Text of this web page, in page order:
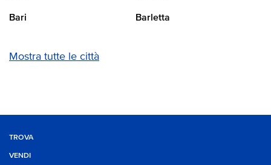
Bari Barletta
Mostra tutte le città
TROVA
VENDI